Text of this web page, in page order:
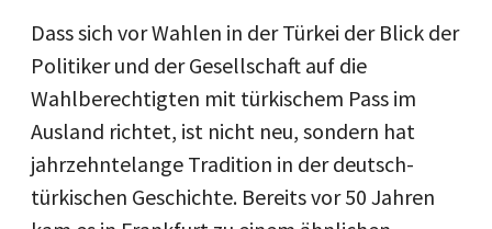
Dass sich vor Wahlen in der Türkei der Blick der
Politiker und der Gesellschaft auf die
Wahlberechtigten mit türkischem Pass im
Ausland richtet, ist nicht neu, sondern hat
jahrzehntelange Tradition in der deutsch-
türkischen Geschichte. Bereits vor 50 Jahren